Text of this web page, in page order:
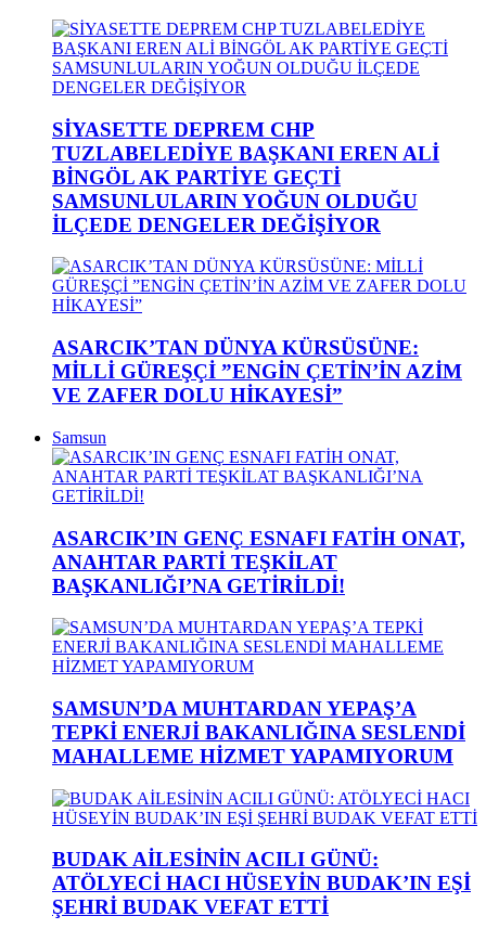
SİYASETTE DEPREM CHP
TUZLABELEDİYE BAŞKANI EREN ALİ
BİNGÖL AK PARTİYE GEÇTİ
SAMSUNLULARIN YOĞUN OLDUĞU
İLÇEDE DENGELER DEĞİŞİYOR
ASARCIK’TAN DÜNYA KÜRSÜSÜNE:
MİLLİ GÜREŞÇİ ”ENGİN ÇETİN’İN AZİM
VE ZAFER DOLU HİKAYESİ”
Samsun
ASARCIK’IN GENÇ ESNAFI FATİH ONAT,
ANAHTAR PARTİ TEŞKİLAT
BAŞKANLIĞI’NA GETİRİLDİ!
SAMSUN’DA MUHTARDAN YEPAŞ’A
TEPKİ ENERJİ BAKANLIĞINA SESLENDİ
MAHALLEME HİZMET YAPAMIYORUM
BUDAK AİLESİNİN ACILI GÜNÜ:
ATÖLYECİ HACI HÜSEYİN BUDAK’IN EŞİ
ŞEHRİ BUDAK VEFAT ETTİ